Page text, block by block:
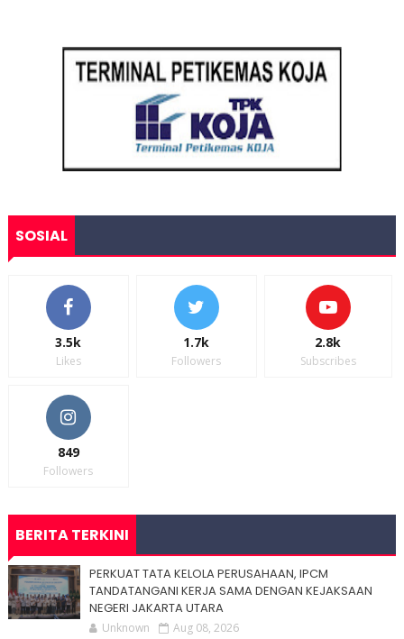
SOSIAL
3.5k
Likes
1.7k
Followers
2.8k
Subscribes
849
Followers
BERITA TERKINI
PERKUAT TATA KELOLA PERUSAHAAN, IPCM
TANDATANGANI KERJA SAMA DENGAN KEJAKSAAN
NEGERI JAKARTA UTARA
Unknown Aug 08, 2026